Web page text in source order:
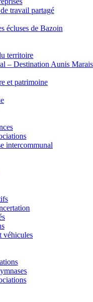
travail partagé
écluses de Bazoin
territoire
– Destination Aunis
et patrimoine
intercommunal
véhicules